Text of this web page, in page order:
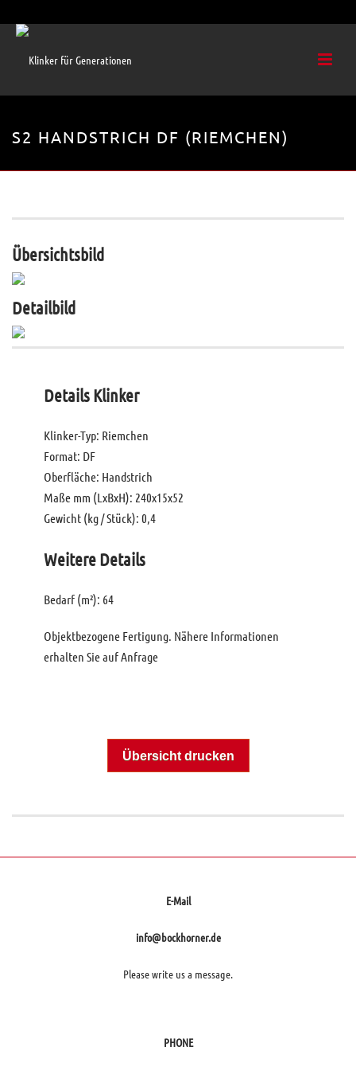
S2 HANDSTRICH DF (RIEMCHEN)
Übersichtsbild
Detailbild
Details Klinker
Klinker-Typ: Riemchen
Format: DF
Oberfläche: Handstrich
Maße mm (LxBxH): 240x15x52
Gewicht (kg / Stück): 0,4
Weitere Details
Bedarf (m²): 64
Objektbezogene Fertigung. Nähere Informationen
erhalten Sie auf Anfrage
Übersicht drucken
E-Mail
info@bockhorner.de
Please write us a message.
PHONE